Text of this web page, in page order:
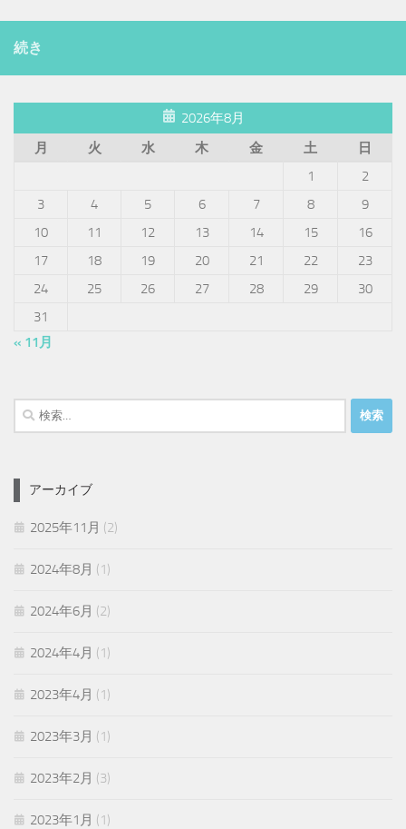
続き
2026年8月
月
火 水 木 金 土
日
1
2
3
4 5 6 7 8
9
10
11 12 13 14 15
16
17
18 19 20 21 22
23
24
25 26 27 28 29
30
31
« 11月
検
索:
アーカイブ
2025年11月 (2)
2024年8月 (1)
2024年6月 (2)
2024年4月 (1)
2023年4月 (1)
2023年3月 (1)
2023年2月 (3)
2023年1月 (1)